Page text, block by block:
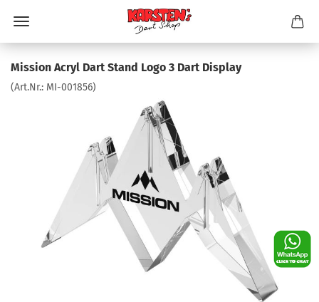
Mission Acryl Dart Stand Logo 3 Dart Display
(Art.Nr.: MI-001856)